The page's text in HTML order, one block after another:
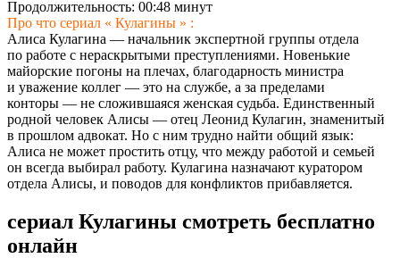
Продолжительность: 00:48 минут
Про что сериал « Кулагины » :
Алиса Кулагина — начальник экспертной группы отдела
по работе с нераскрытыми преступлениями. Новенькие
майорские погоны на плечах, благодарность министра
и уважение коллег — это на службе, а за пределами
конторы — не сложившаяся женская судьба. Единственный
родной человек Алисы — отец Леонид Кулагин, знаменитый
в прошлом адвокат. Но с ним трудно найти общий язык:
Алиса не может простить отцу, что между работой и семьей
он всегда выбирал работу. Кулагина назначают куратором
отдела Алисы, и поводов для конфликтов прибавляется.
сериал Кулагины смотреть бесплатно
онлайн